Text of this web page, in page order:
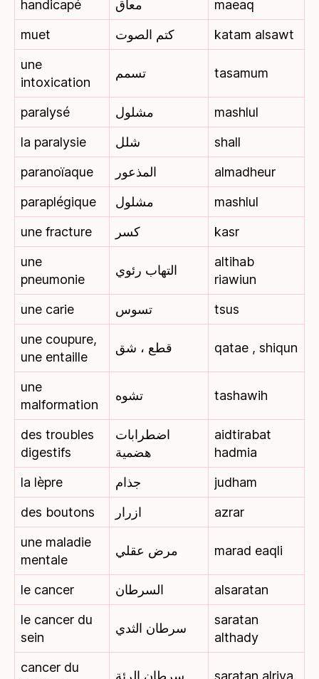
handicapé معاق
maeaq
muet
كتم الصوت
katam alsawt
une
intoxication
تسمم tasamum
paralysé مشلول
mashlul
la paralysie
شلل
shall
paranoïaque
المذعور
almadheur
paraplégique
مشلول
mashlul
une fracture
كسر
kasr
une
pneumonie
التهاب رئوي
altihab
riawiun
une carie
تسوس
tsus
une coupure,
une entaille
قطع ، شق qatae , shiqun
une
malformation
تشوه tashawih
des troubles
digestifs
اضطرابات
هضمية
aidtirabat
hadmia
la lèpre
جذام
judham
des boutons
ازرار
azrar
une maladie
mentale
مرض عقلي marad eaqli
le cancer السرطان
alsaratan
le cancer du
sein
سرطان الثدي
saratan
althady
cancer du
سرطان الرئة saratan alriya